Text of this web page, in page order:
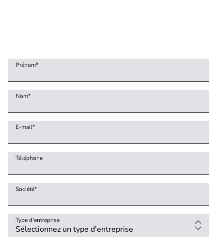
Prénom*
Nom*
E-mail*
Téléphone
Société*
Type d'entreprise